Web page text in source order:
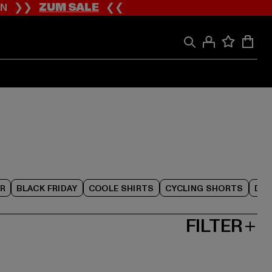
❯❯ZUM SALE❮❮
BLACK FRIDAY COOLE SHIRTS CYCLING SHORTS
FILTER